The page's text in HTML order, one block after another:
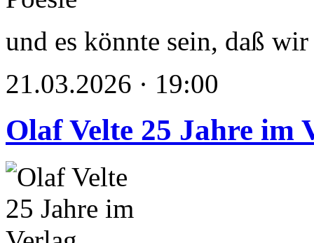
und es könnte sein, daß
21.03.2026 · 19:00
Olaf Velte 25 Jahre im